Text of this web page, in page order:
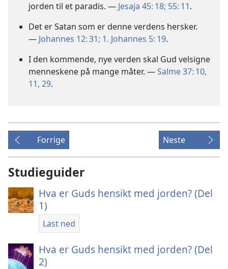
jorden til et paradis. — Jesaja 45: 18; 55: 11.
Det er Satan som er denne verdens hersker.
— Johannes 12: 31; 1. Johannes 5: 19.
I den kommende, nye verden skal Gud velsigne
menneskene på mange måter. —Salme 37: 10,
11, 29.
Forrige Neste
Studieguider
Hva er Guds hensikt med jorden? (Del
1)
Last ned
Hva er Guds hensikt med jorden? (Del
2)